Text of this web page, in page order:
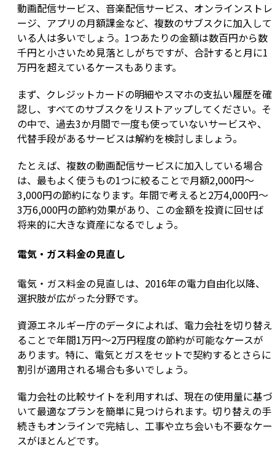
動画配信サービス、音楽配信サービス、オンラインストレ
ージ、アプリの月額課金など、複数のサブスクに加入して
いる人は多いでしょう。1つあたりの金額は数百円から数
千円と小さいため見落としがちですが、合計すると月に1
万円を超えているケースもあります。
まず、クレジットカードの明細やスマホの支払い履歴を確
認し、すべてのサブスクをリストアップしてください。そ
の中で、過去3か月間で一度も使っていないサービスや、
代替手段があるサービスは解約を検討しましょう。
たとえば、複数の動画配信サービスに加入している場合
は、最もよく使うもの1つに絞ることで月額2,000円〜
3,000円の節約になります。年間で考えると2万4,000円〜
3万6,000円の節約効果があり、この金額を投資に回せば
将来的に大きな資産になるでしょう。
電気・ガス料金の見直し
電気・ガス料金の見直しは、2016年の電力自由化以降、
選択肢が広がった分野です。
資源エネルギー庁のデータによれば、電力会社を切り替え
ることで年間1万円〜2万円程度の節約が可能なケースが
あります。特に、電気とガスをセットで契約するとさらに
割引が適用される場合も多いでしょう。
電力会社の比較サイトを利用すれば、現在の使用量に基づ
いて最適なプランを簡単に見つけられます。切り替えの手
続きもオンラインで完結し、工事や立ち会いも不要なケー
スがほとんどです。